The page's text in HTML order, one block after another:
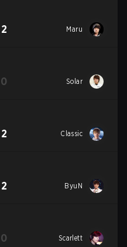
2 Maru
0 Solar
2 Classic
2 ByuN
0 Scarlett